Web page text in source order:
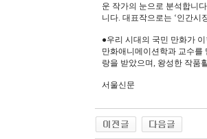
운 작가의 눈으로 분석합니
니다. 대표작으로는 ‘인간시
●우리 시대의 국민 만화가
만화애니메이션학과 교수를
랑을 받았으며, 왕성한 작품
서울신문